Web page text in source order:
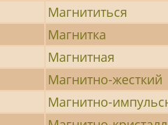
Магнититься
Магнитка
Магнитная
Магнитно-жесткий
Магнитно-